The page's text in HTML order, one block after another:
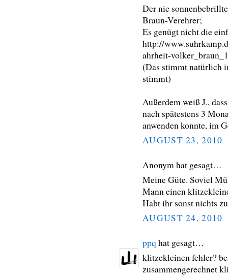
Der nie
Braun-Verehrer;
Es genügt nicht die
http://
ahrheit-
(Das stimmt natürlich
stimmt)
Außerdem weiß J.,
nach spätestens 3
anwenden konnte, im
AUGUST 23, 2010
Anonym hat gesagt…
Meine Güte. Soviel
Mann einen
Habt ihr sonst nichts
AUGUST 24, 2010
ppq hat gesagt…
klitzekleinen fehler?
zusammengerechnet